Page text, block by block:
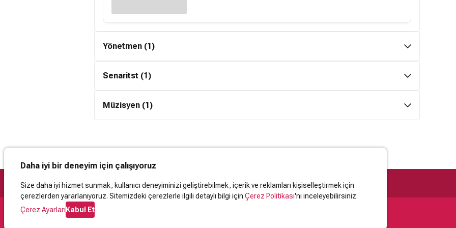
Yönetmen (1)
Senaritst (1)
dergi ve gazeteler yayınladı. Daha sonra tiyatro oyunları ...
Müzisyen (1)
Oğuz Abadan 6,4/10 (6 oy)
Daha iyi bir deneyim için çalışıyoruz
Size daha iyi hizmet sunmak, kullanıcı deneyiminizi geliştirebilmek, içerik ve reklamları kişiselleştirmek için
çerezlerden yararlanıyoruz. Sitemizdeki çerezlerle ilgili detaylı bilgi için Çerez Politikası'nı inceleyebilirsiniz.
Çerez AyarlarıKabul Et
Destek